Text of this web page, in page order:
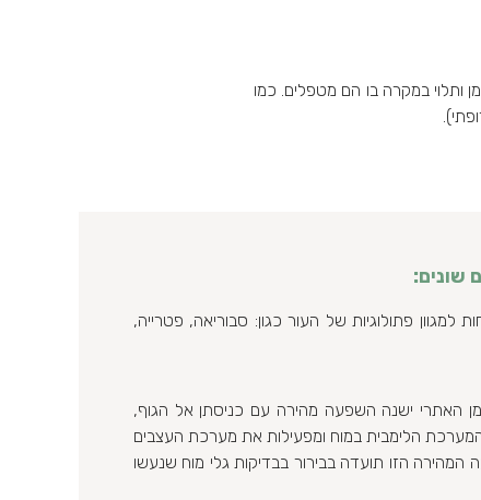
ותלוי במקרה בו הם מטפלים. כמו
שונים:
למגוון פתולוגיות של העור כגון: סבוריאה, פטרייה,
האתרי ישנה השפעה מהירה עם כניסתן אל הגוף,
הלימבית במוח ומפעילות את מערכת העצבים
הזו תועדה בבירור בבדיקות גלי מוח שנעשו